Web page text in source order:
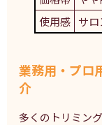
使用感 サ
業務用・プロ
介
多くのトリミン